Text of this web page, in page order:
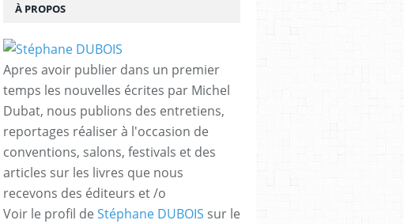
ILLUSTRATION,MANGA,VAMPIRES ALBUM,DESSINATEUR
À PROPOS
Apres avoir publier dans un premier
temps les nouvelles écrites par Michel
Dubat, nous publions des entretiens,
reportages réaliser à l'occasion de
conventions, salons, festivals et des
articles sur les livres que nous
recevons des éditeurs et /o
Voir le profil de Stéphane DUBOIS sur le